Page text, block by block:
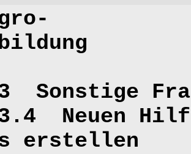
Neuen
erstellen